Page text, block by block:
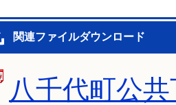
関連ファイルダウンロード
八千代町公